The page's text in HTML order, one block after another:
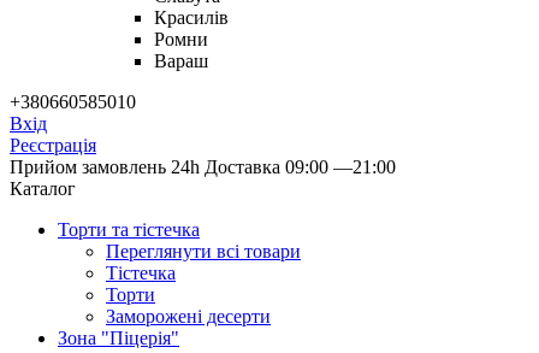
Красилів
Ромни
Вараш
+380660585010
Вхід
Реєстрація
Прийом замовлень 24h Доставка 09:00 —21:00
Каталог
Торти та тістечка
Переглянути всі товари
Тістечка
Торти
Заморожені десерти
Зона "Піцерія"